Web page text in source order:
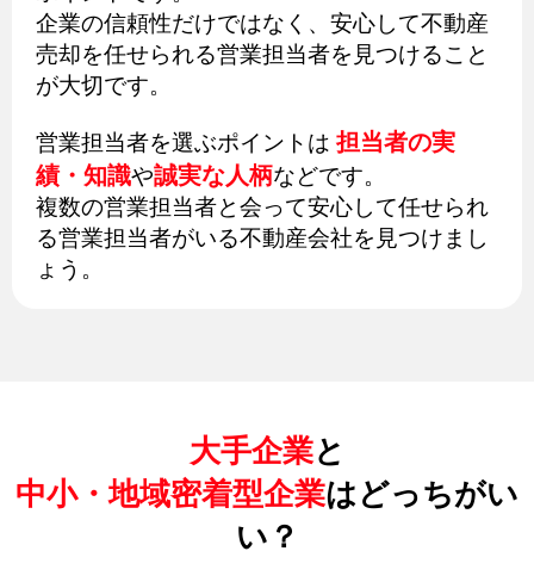
企業の信頼性だけではなく、安心して不動産
売却を任せられる営業担当者を見つけること
が大切です。
営業担当者を選ぶポイントは 担当者の実
績・知識や誠実な人柄などです。
複数の営業担当者と会って安心して任せられ
る営業担当者がいる不動産会社を見つけまし
ょう。
大手企業と
中小・地域密着型企業はどっちがい
い？